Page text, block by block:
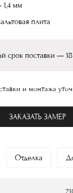
мм
плита
срок поставки — 18
и монтажа
ЗАКАЗАТЬ ЗАМЕР
Отделка